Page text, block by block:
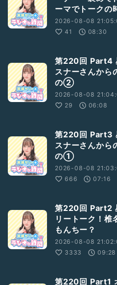
ーマでトークの
2026-08-08
41
08:30
第220回 Part4
スナーさんから
の②
2026-08-08
29
06:08
第220回 Part3
スナーさんから
の①
2026-08-08
666
07:16
第220回 Part2
リートーク！椎
もんちー？
2026-08-08
3333
09:28
第220回 Part1